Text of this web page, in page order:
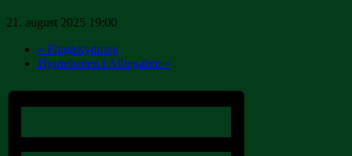
21. august 2025 19:00
« Flugtskydning
Hjortebanen i Allingåbro »